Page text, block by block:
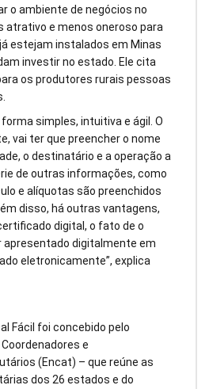
o ambiente de negócios no
atrativo e menos oneroso para
estejam instalados em Minas
investir no estado. Ele cita
os produtores rurais pessoas
simples, intuitiva e ágil. O
vai ter que preencher o nome
o destinatário e a operação a
de outras informações, como
e alíquotas são preenchidos
disso, há outras vantagens,
digital, o fato de o
apresentado digitalmente em
eletronicamente”, explica
Fácil foi concebido pelo
e
(Encat) – que reúne as
dos 26 estados e do